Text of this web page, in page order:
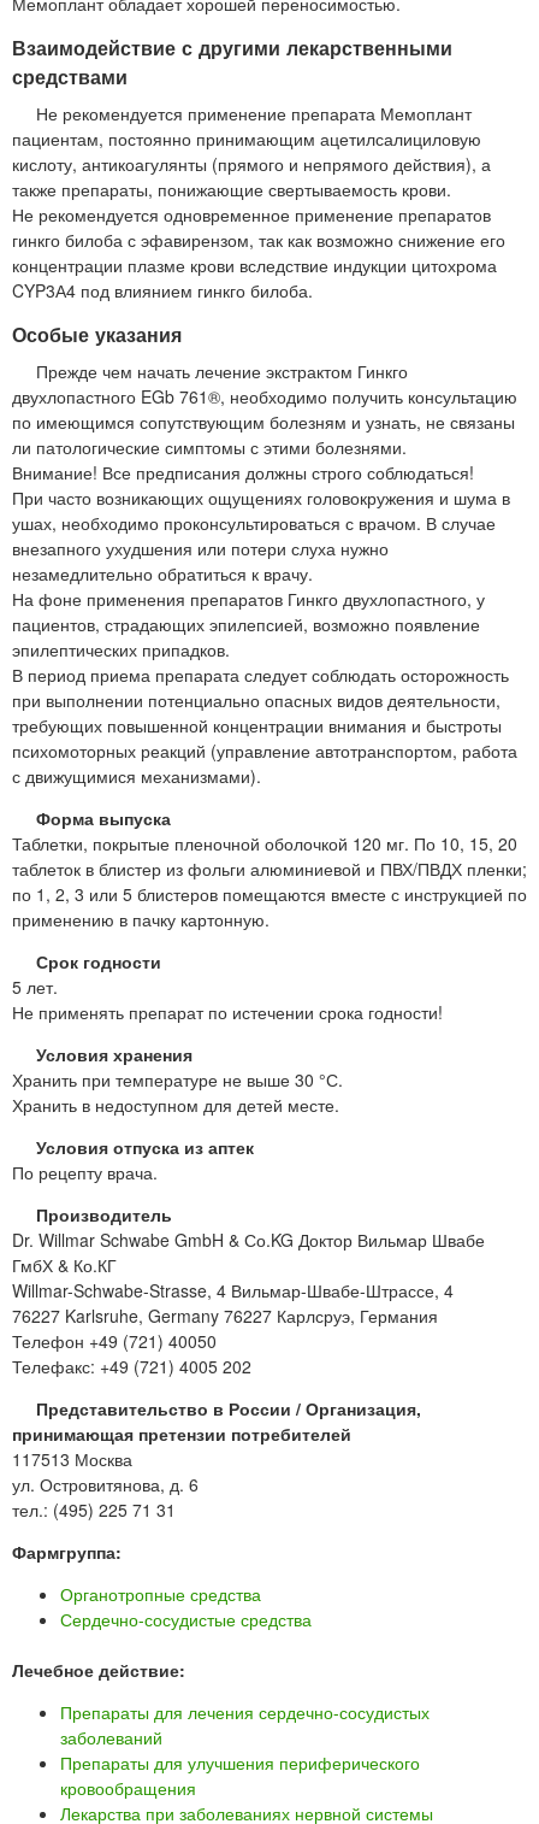
Взаимодействие с другими лекарственными
средствами
Не рекомендуется применение препарата Мемоплант
пациентам, постоянно принимающим ацетилсалициловую
кислоту, антикоагулянты (прямого и непрямого действия), а
также препараты, понижающие свертываемость крови.
Не рекомендуется одновременное применение препаратов
гинкго билоба с эфавирензом, так как возможно снижение его
концентрации плазме крови вследствие индукции цитохрома
CYP3А4 под влиянием гинкго билоба.
Особые указания
Прежде чем начать лечение экстрактом Гинкго
двухлопастного EGb 761®, необходимо получить консультацию
по имеющимся сопутствующим болезням и узнать, не связаны
ли патологические симптомы с этими болезнями.
Внимание! Все предписания должны строго соблюдаться!
При часто возникающих ощущениях головокружения и шума в
ушах, необходимо проконсультироваться с врачом. В случае
внезапного ухудшения или потери слуха нужно
незамедлительно обратиться к врачу.
На фоне применения препаратов Гинкго двухлопастного, у
пациентов, страдающих эпилепсией, возможно появление
эпилептических припадков.
В период приема препарата следует соблюдать осторожность
при выполнении потенциально опасных видов деятельности,
требующих повышенной концентрации внимания и быстроты
психомоторных реакций (управление автотранспортом, работа
с движущимися механизмами).
Форма выпуска
Таблетки, покрытые пленочной оболочкой 120 мг. По 10, 15, 20
таблеток в блистер из фольги алюминиевой и ПВХ/ПВДХ пленки;
по 1, 2, 3 или 5 блистеров помещаются вместе с инструкцией по
применению в пачку картонную.
Срок годности
5 лет.
Не применять препарат по истечении срока годности!
Условия хранения
Хранить при температуре не выше 30 °С.
Хранить в недоступном для детей месте.
Условия отпуска из аптек
По рецепту врача.
Производитель
Dr. Willmar Schwabe GmbH & Со.KG Доктор Вильмар Швабе
ГмбХ & Ко.КГ
Willmar-Schwabe-Strasse, 4 Вильмар-Швабе-Штрассе, 4
76227 Karlsruhe, Germany 76227 Карлсруэ, Германия
Телефон +49 (721) 40050
Телефакс: +49 (721) 4005 202
Представительство в России / Организация,
принимающая претензии потребителей
117513 Москва
ул. Островитянова, д. 6
тел.: (495) 225 71 31
Фармгруппа:
Органотропные средства
Сердечно-сосудистые средства
Лечебное действие:
Препараты для лечения сердечно-сосудистых
заболеваний
Препараты для улучшения периферического
кровообращения
Лекарства при заболеваниях нервной системы